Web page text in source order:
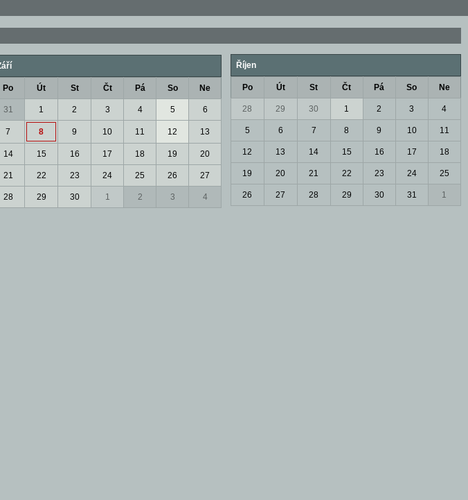
Po Út St Čt Pá So Ne
31 1 2 3 4 5 6
7 8 9 10 11 12 13
14 15 16 17 18 19 20
21 22 23 24 25 26 27
28 29 30 1 2 3 4
Říjen
Po Út St Čt Pá So Ne
28 29 30 1 2 3 4
5 6 7 8 9 10 11
12 13 14 15 16 17 18
19 20 21 22 23 24 25
26 27 28 29 30 31 1